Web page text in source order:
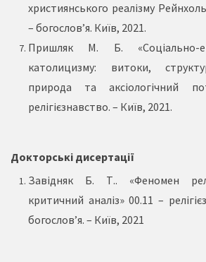
християнського реалізму
– богослов’я. Київ, 2021.
Пришляк М. Б. «Соціально-
католицизму: витоки,
природа та аксіологічний
релігієзнавство. – Київ, 2021.
Докторські дисертації
Завідняк Б. Т.. «Феномен
критичний аналіз» 00.11 –
богослов’я. – Київ, 2021